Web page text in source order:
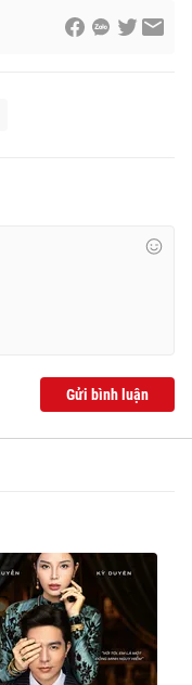
Gửi bình luận